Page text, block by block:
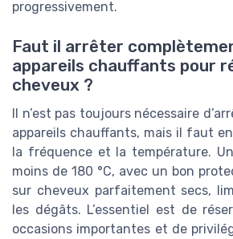
progressivement.
Faut il arrêter
appareils chauffants pour
cheveux ?
Il n’est pas toujours nécessaire
appareils chauffants, mais il faut
la fréquence et la température.
moins de 180 °C, avec un bon
sur cheveux parfaitement secs,
les dégâts. L’essentiel est de
occasions importantes et de